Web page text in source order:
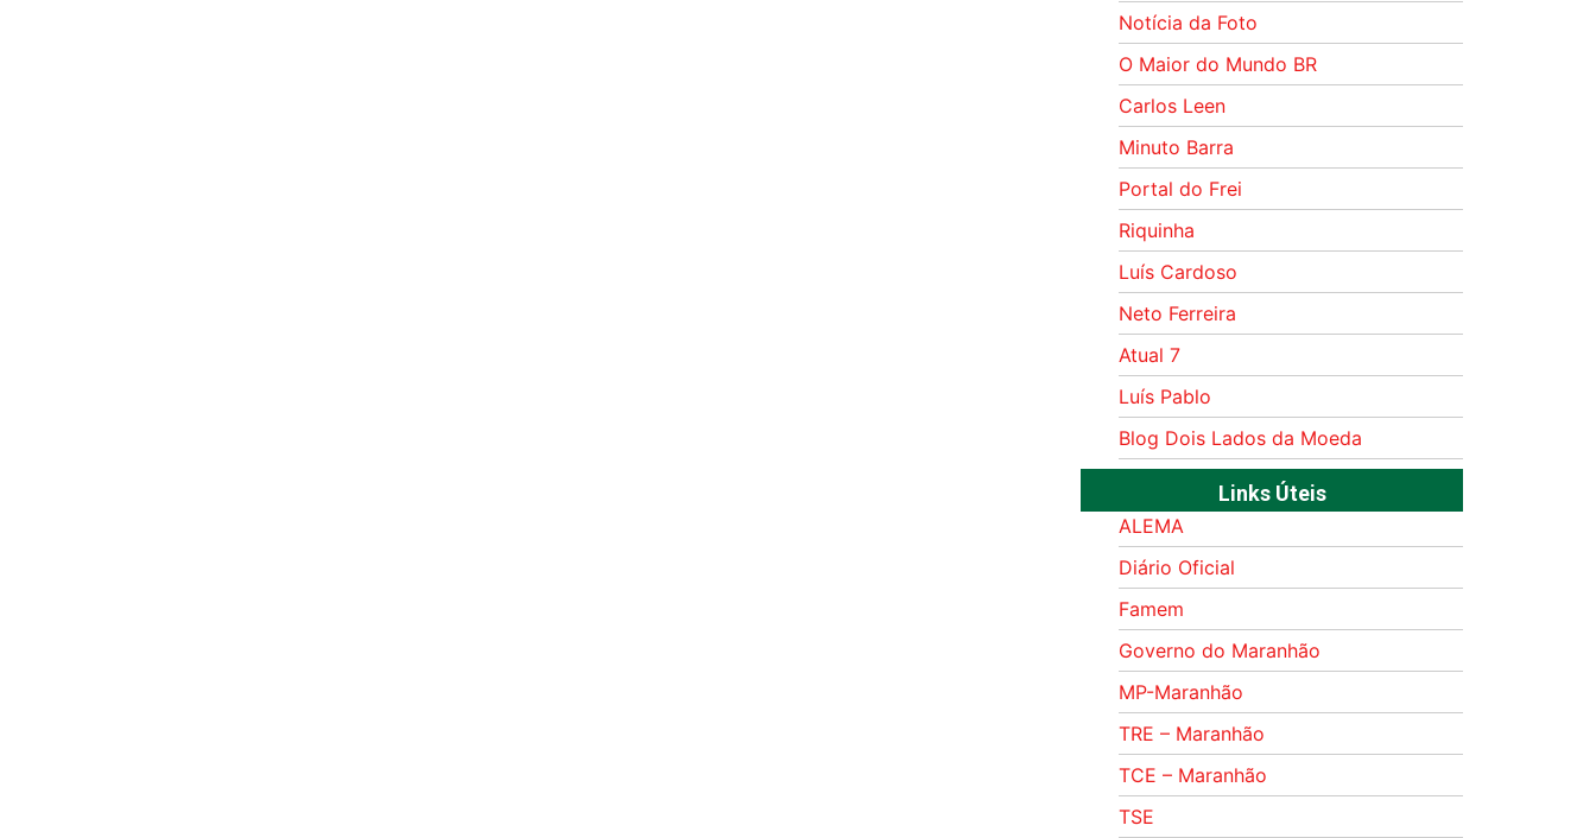
Notícia da Foto
O Maior do Mundo BR
Carlos Leen
Minuto Barra
Portal do Frei
Riquinha
Luís Cardoso
Neto Ferreira
Atual 7
Luís Pablo
Blog Dois Lados da Moeda
Links Úteis
ALEMA
Diário Oficial
Famem
Governo do Maranhão
MP-Maranhão
TRE – Maranhão
TCE – Maranhão
TSE